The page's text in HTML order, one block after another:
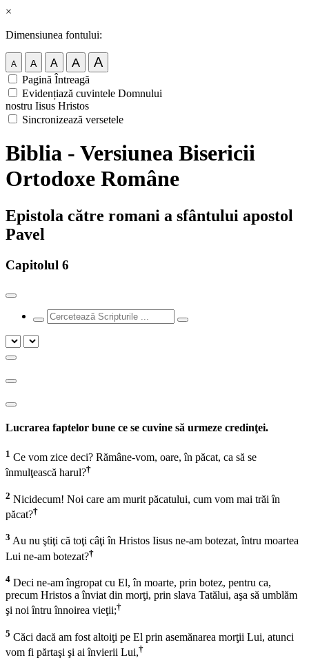
×
Dimensiunea fontului:
A A A A A
Pagină Întreagă
Evidențiază cuvintele Domnului
nostru Iisus Hristos
Sincronizează versetele
Biblia - Versiunea Bisericii
Ortodoxe Române
Epistola către romani a sfântului apostol
Pavel
Capitolul 6
Lucrarea faptelor bune ce se cuvine să urmeze credinţei.
1 Ce vom zice deci? Rămâne-vom, oare, în păcat, ca să se
înmulţească harul?†
2 Nicidecum! Noi care am murit păcatului, cum vom mai trăi în
păcat?†
3 Au nu ştiţi că toţi câţi în Hristos Iisus ne-am botezat, întru moartea
Lui ne-am botezat?†
4 Deci ne-am îngropat cu El, în moarte, prin botez, pentru ca,
precum Hristos a înviat din morţi, prin slava Tatălui, aşa să umblăm
şi noi întru înnoirea vieţii;†
5 Căci dacă am fost altoiţi pe El prin asemănarea morţii Lui, atunci
vom fi părtaşi şi ai învierii Lui,†